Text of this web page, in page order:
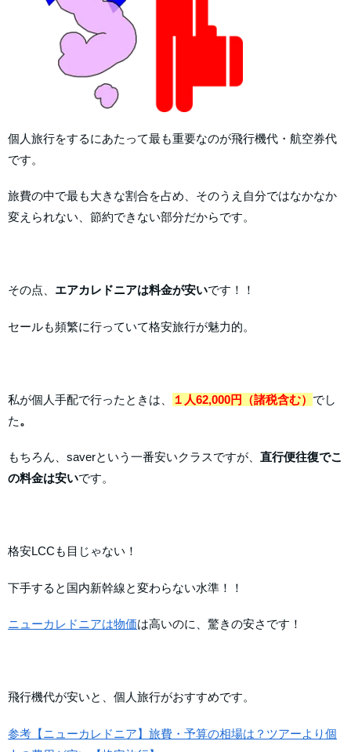
個人旅行をするにあたって最も重要なのが飛行機代・航空券代
です。
旅費の中で最も大きな割合を占め、そのうえ自分ではなかなか
変えられない、節約できない部分だからです。
その点、 エアカレドニアは料金が安いです！！
セールも頻繁に行っていて格安旅行が魅力的。
私が個人手配で行ったときは、 １人62,000円（諸税含む） でし
た。
もちろん、saverという一番安いクラスですが、 直行便往復でこ
の料金は安いです。
格安LCCも目じゃない！
下手すると国内新幹線と変わらない水準！！
ニューカレドニアは物価は高いのに、驚きの安さです！
飛行機代が安いと、個人旅行がおすすめです。
参考【ニューカレドニア】旅費・予算の相場は？ツアーより個